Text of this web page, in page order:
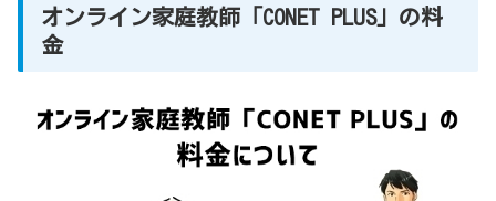
オンライン家庭教師「CONET PLUS」の料
金